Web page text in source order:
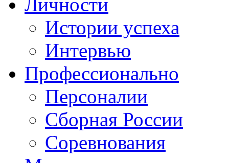
Истории успеха
Интервью
Профессионально
Персоналии
Сборная России
Соревнования